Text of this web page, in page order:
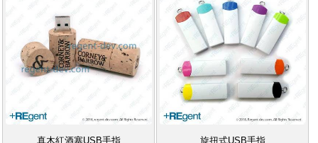
真木紅酒塞USB手指
旋扭式USB手指